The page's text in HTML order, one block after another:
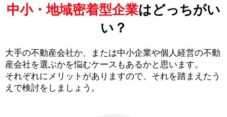
中小・地域密着型企業はどっちがい
い？
大手の不動産会社か、または中小企業や個人経営の不動
産会社を選ぶかを悩むケースもあるかと思います。
それぞれにメリットがありますので、それを踏まえたう
えで検討をしましょう。